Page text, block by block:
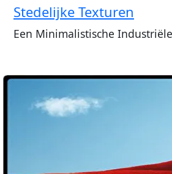
Stedelijke Texturen
Een Minimalistische